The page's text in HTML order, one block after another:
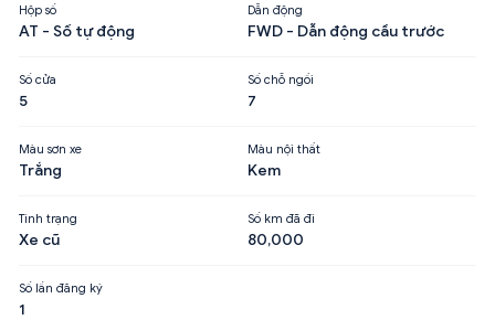
Hộp số
AT - Số tự động
Dẫn động
FWD - Dẫn động cầu trước
Số cửa
5
Số chỗ ngồi
7
Màu sơn xe
Trắng
Màu nội thất
Kem
Tình trạng
Xe cũ
Số km đã đi
80,000
Số lần đăng ký
1